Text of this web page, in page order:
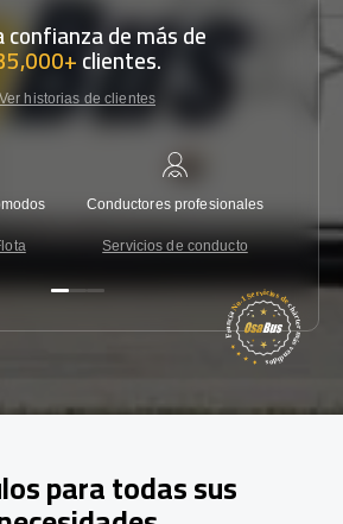
confianza de más de
clientes.
Ver historias de clientes
Conductores profesionales
Servicios de conducto
para todas sus